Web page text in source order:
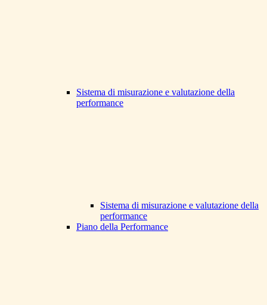
Sistema di misurazione e valutazione della
performance
Sistema di misurazione e valutazione della
performance
Piano della Performance